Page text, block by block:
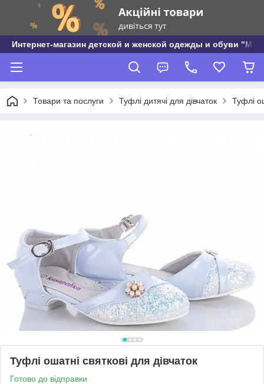
Интернет-магазин детской и женской одежды и обуви
Товари та послуги Туфлі дитячі для дівчаток Туфлі
Туфлі ошатні святкові для дівчаток
Готово до відправки